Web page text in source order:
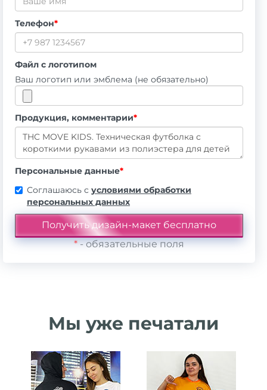
Телефон*
Файл с логотипом
Ваш логотип или эмблема (не обязательно)
Продукция, комментарии*
Персональные данные*
Соглашаюсь с условиями обработки
персональных данных
*- обязательные поля
Мы уже печатали